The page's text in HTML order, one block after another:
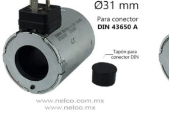
a la
Lista de
deseos